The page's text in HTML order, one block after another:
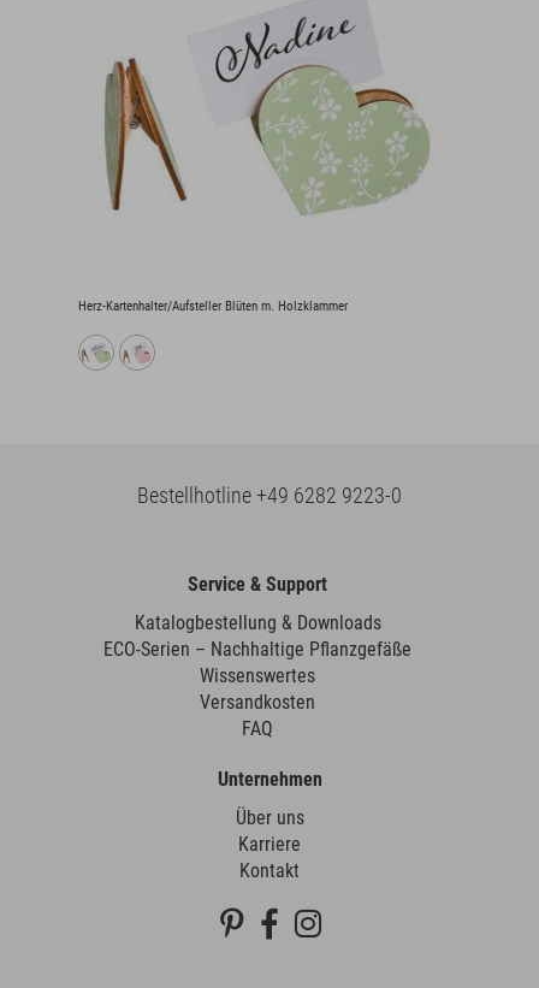
Herz-Kartenhalter/Aufsteller Blüten m. Holzklammer
Bestellhotline+49 6282 9223-0
Service & Support
Katalogbestellung & Downloads
ECO-Serien – Nachhaltige Pflanzgefäße
Wissenswertes
Versandkosten
FAQ
Unternehmen
Über uns
Karriere
Kontakt